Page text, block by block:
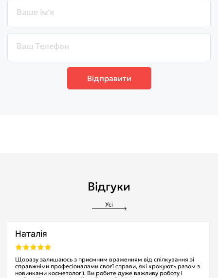
Відправити
Відгуки
Усі
Наталія
Щоразу залишаюсь з приємним враженням від спілкування зі
справжніми професіоналами своєї справи, які крокують разом з
новинками косметології. Ви робите дуже важливу роботу і